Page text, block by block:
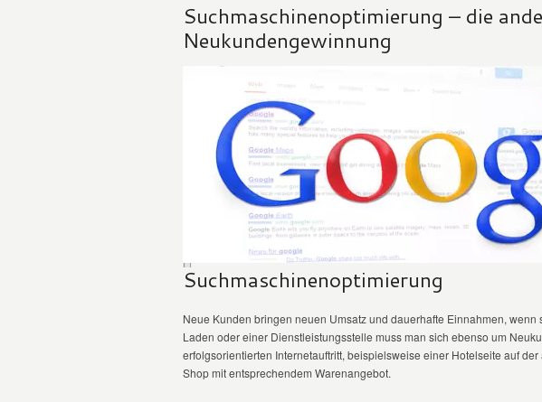
Suchmaschinenoptimierung – die
Neukundengewinnung
Suchmaschinenoptimierung
Neue Kunden bringen neuen Umsatz und dauerhafte Einnahmen,
Laden oder einer Dienstleistungsstelle muss man sich ebenso um
erfolgsorientierten Internetauftritt, beispielsweise einer Hotelseite auf
Shop mit entsprechendem Warenangebot.